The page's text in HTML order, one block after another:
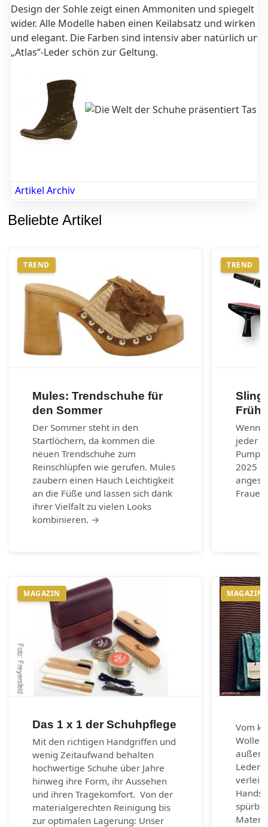
Design der Sohle zeigt einen Ammoniten und spiegelt
wider. Alle Modelle haben einen Keilabsatz und wirken
und elegant. Die Farben sind intensiv aber natürlich
„Atlas“-Leder schön zur Geltung.
Artikel Archiv
Beliebte Artikel
TREND
Mules: Trendschuhe für
den Sommer
Der Sommer steht in den
Startlöchern, da kommen die
neuen Trendschuhe zum
Reinschlüpfen wie gerufen. Mules
zaubern einen Hauch Leichtigkeit
an die Füße und lassen sich dank
ihrer Vielfalt zu vielen Looks
kombinieren. →
TREND
Wenn
jeder
2025
MAGAZIN
Das 1 x 1 der Schuhpflege
Mit den richtigen Handgriffen und
wenig Zeitaufwand behalten
hochwertige Schuhe über Jahre
hinweg ihre Form, ihr Aussehen
und ihren Tragekomfort. Von der
materialgerechten Reinigung bis
zur optimalen Lagerung: Unser
MAGAZIN
Vom
Wolle